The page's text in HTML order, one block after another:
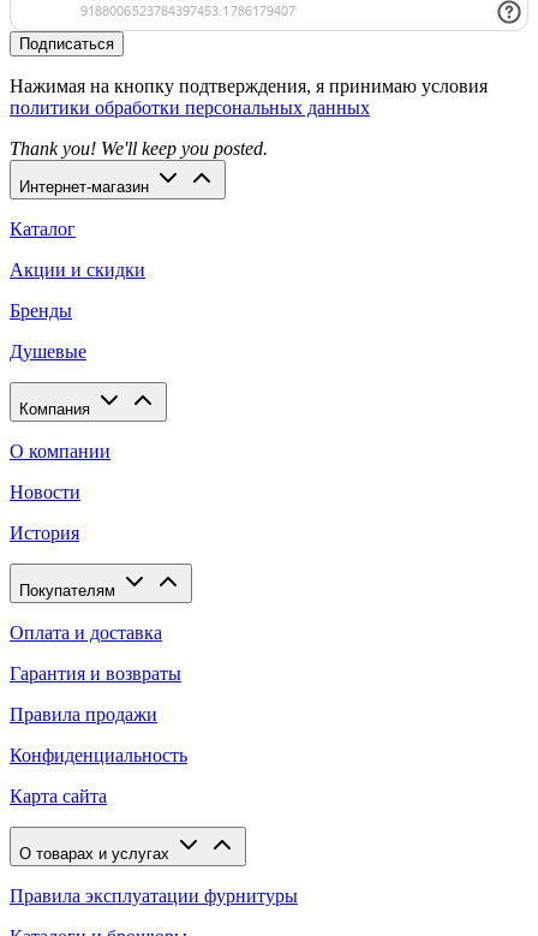
Подписаться
Нажимая на кнопку подтверждения, я принимаю условия
политики обработки персональных данных
Thank you! We'll keep you posted.
Интернет-магазин
Каталог
Акции и скидки
Бренды
Душевые
Компания
О компании
Новости
История
Покупателям
Оплата и доставка
Гарантия и возвраты
Правила продажи
Конфиденциальность
Карта сайта
О товарах и услугах
Правила эксплуатации фурнитуры